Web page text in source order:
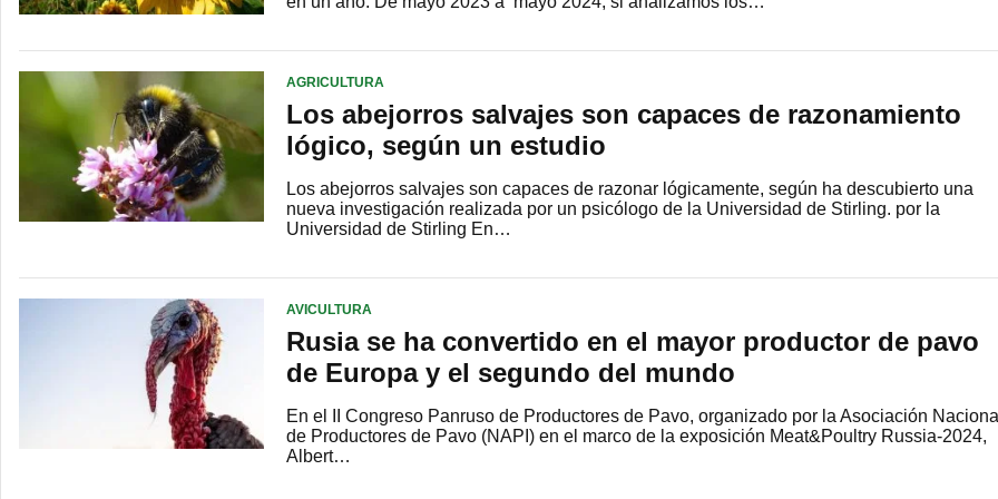
AGRICULTURA
Los abejorros salvajes son capaces de razonamiento
lógico, según un estudio
Los abejorros salvajes son capaces de razonar lógicamente, según ha descubierto una
nueva investigación realizada por un psicólogo de la Universidad de Stirling. por la
Universidad de Stirling En…
AVICULTURA
Rusia se ha convertido en el mayor productor de pavo
de Europa y el segundo del mundo
En el II Congreso Panruso de Productores de Pavo, organizado por la Asociación
de Productores de Pavo (NAPI) en el marco de la exposición Meat&Poultry Russia-2024,
Albert…